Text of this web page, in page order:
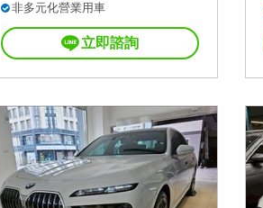
非多元化營業用車
立即諮詢